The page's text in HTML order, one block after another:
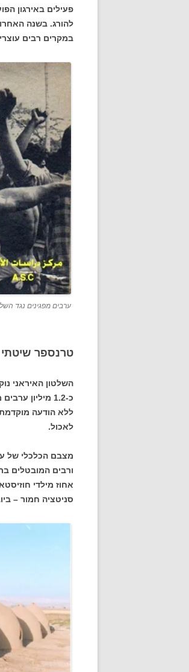
פעילים באירגון
במקרים רבים
ערבים מפגינים נגד
טרנספר שיטתי
השלטון האיראני
כ-1.2 מיליון
ללא הודעה מוקדמת
לאכול.
מצבם הכלכלי של
סניטציה חמור –